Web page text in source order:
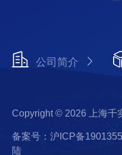
公司简介
Copyright © 2026 上海千
备案号：沪ICP备
陆